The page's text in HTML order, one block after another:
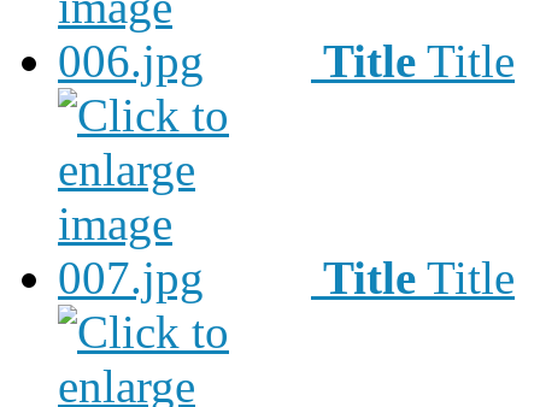
Title Title
Title Title